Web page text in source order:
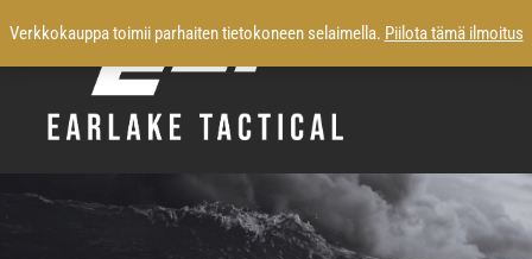
Verkkokauppa toimii parhaiten tietokoneen selaimella. Piilota tämä ilmoitus